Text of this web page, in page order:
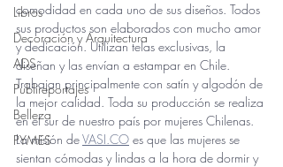
Libros
Decoración y Arquitectura
ADS
Publireportajes
Belleza
PYMES
comodidad en cada uno de sus diseños. Todos
sus productos son elaborados con mucho amor
y dedicación. Utilizan telas exclusivas, la
diseñan y las envían a estampar en Chile.
Trabajan principalmente con satín y algodón de
la mejor calidad. Toda su producción se realiza
en el sur de nuestro país por mujeres Chilenas.
La misión de VASI.CO es que las mujeres se
sientan cómodas y lindas a la hora de dormir y